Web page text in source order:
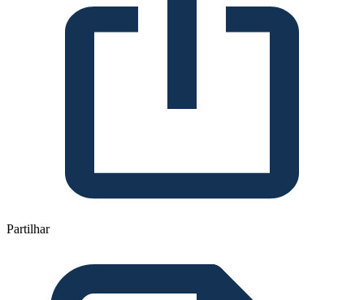
Partilhar